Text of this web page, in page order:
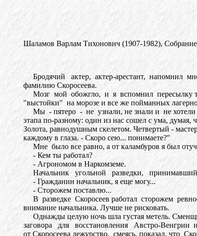
Шаламов Варлам Тихонович (1907-1982),
Бродячий актер, актер-арестант, напомнил
фамилию Скоросеева.
Мозг мой обожгло, и я вспомнил пересылку
"выстойки" на морозе и все же пойманных
Мы - пятеро - не узнали, не знали и не хотели
этапа по-разному: один из нас сошел с ума,
Золота, равнодушным скелетом. Четвертый -
каждому в глаза. - Скоро сею... понимаете?"
Мне было все равно, а от каламбуров я был
- Кем ты работал?
- Агрономом в Наркомземе.
Начальник угольной разведки, принимавший
- Гражданин начальник, я еще могу...
- Сторожем поставлю...
В разведке Скоросеев работал сторожем
внимание начальника. Лучше не рисковать.
Однажды целую ночь шла густая метель.
заговора для восстановления Австро-
от Скоросеева дежурство, смеясь, показал, что